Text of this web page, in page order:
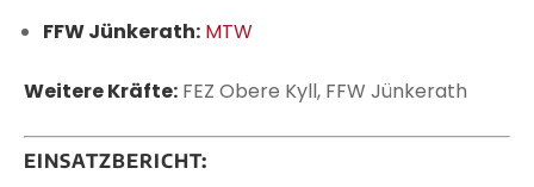
FFW Jünkerath: MTW
Weitere Kräfte: FEZ Obere Kyll, FFW Jünkerath
EINSATZBERICHT: